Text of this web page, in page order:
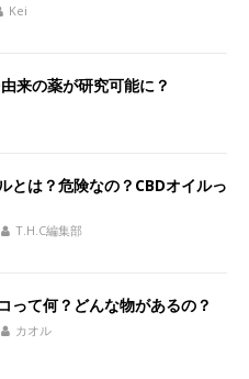
Kei
来の薬が研究可能に？
とは？危険なの？CBDオイルっ
T.H.C編集部
って何？どんな物があるの？
カオル